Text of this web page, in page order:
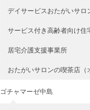
デイサービスおたがいサロ
サービス付き高齢者向け住
居宅介護支援事業所
おたがいサロンの喫茶店（
ゴチャマーゼ中島